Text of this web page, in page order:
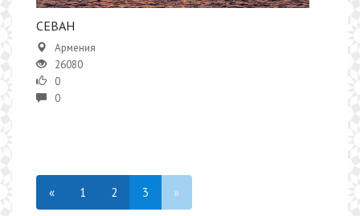
​СЕВАН
Армения
26080
0
0
« 1 2 3 »